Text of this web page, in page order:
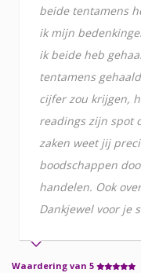
beide tentamens
ik mijn
ik beide heb
tentamens
cijfer zou krijgen,
readings zijn spot
zaken weet jij
boodschappen
handelen. Ook
Dankjewel voor je
Waardering van 5